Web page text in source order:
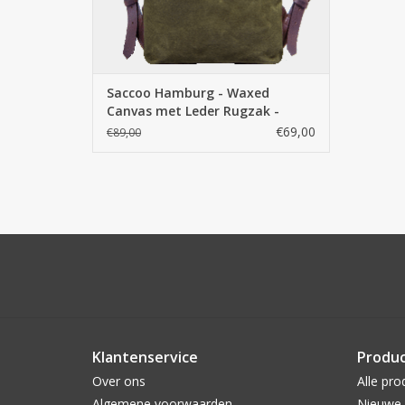
Saccoo Hamburg - Waxed
Canvas met Leder Rugzak -
Green
€89,00 €69,00
Klantenservice
Over ons
Alle